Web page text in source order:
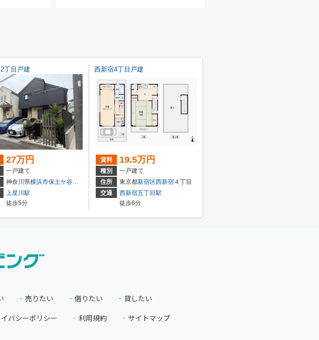
2丁目戸建
27万円
一戸建て
神奈川県横浜市保土ケ谷区 上星川
２丁目
上星川駅
徒歩5分
西新宿4丁目戸建
賃料 19.5万円
種別
一戸建て
住所
東京都新宿区西新宿４丁目
交通
西新宿五丁目駅
徒歩6分
売りたい 借りたい
貸したい
バシーポリシー 利用規約 サイトマップ